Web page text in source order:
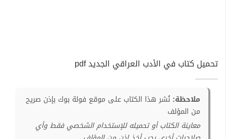
تحميل كتاب في الأدب العراقي الجديد pdf
ملاحظة: نُشر هذا الكتاب على موقع فولة بوك بإذن صريح
من المؤلف
معاينة الكتاب أو تحميله للإستخدام الشخصي فقط وأي